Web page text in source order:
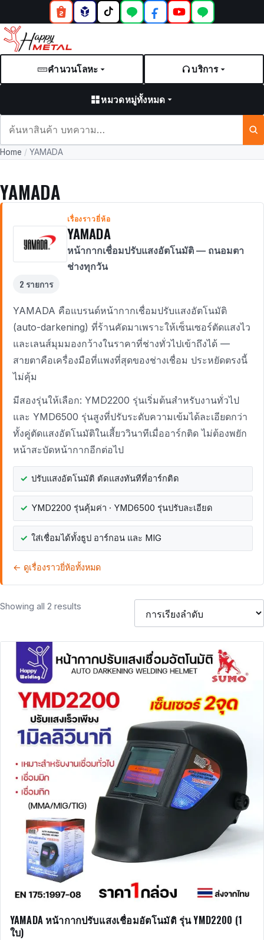
คำนวนโลหะ บริการ
หมวดหมู่ทั้งหมด
และ
Home / YAMADA
YAMADA
เรื่องราวยี่ห้อ
YAMADA
หน้ากากเชื่อมปรับแสงอัตโนมัติ — ถนอมตา
ช่างทุกวัน
2 รายการ
YAMADA คือแบรนด์หน้ากากเชื่อมปรับแสงอัตโนมัติ
(auto-darkening) ที่ร้านคัดมาเพราะให้เซ็นเซอร์ตัดแสงไว
และเลนส์มุมมองกว้างในราคาที่ช่างทั่วไปเข้าถึงได้ —
สายตาคือเครื่องมือที่แพงที่สุดของช่างเชื่อม ประหยัดตรงนี้
ไม่คุ้ม
มีสองรุ่นให้เลือก: YMD2200 รุ่นเริ่มต้นสำหรับงานทั่วไป
และ YMD6500 รุ่นสูงที่ปรับระดับความเข้มได้ละเอียดกว่า
ทั้งคู่ตัดแสงอัตโนมัติในเสี้ยววินาทีเมื่ออาร์กติด ไม่ต้องพยัก
หน้าสะบัดหน้ากากอีกต่อไป
ปรับแสงอัตโนมัติ ตัดแสงทันทีที่อาร์กติด
YMD2200 รุ่นคุ้มค่า · YMD6500 รุ่นปรับละเอียด
ใส่เชื่อมได้ทั้งธูป อาร์กอน และ MIG
← ดูเรื่องราวยี่ห้อทั้งหมด
Showing all 2 results
YAMADA หน้ากากปรับแสงเชื่อมอัตโนมัติ รุ่น YMD2200 (1
ใบ)